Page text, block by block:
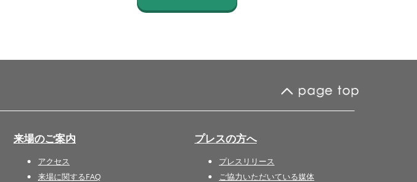
来場のご案内
アクセス
来場に関するFAQ
プレスの方へ
プレスリリース
ご協力いただいている媒体